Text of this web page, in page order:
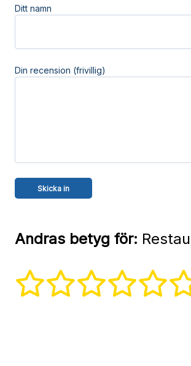
Ditt namn
Din recension (frivillig)
Andras betyg för: